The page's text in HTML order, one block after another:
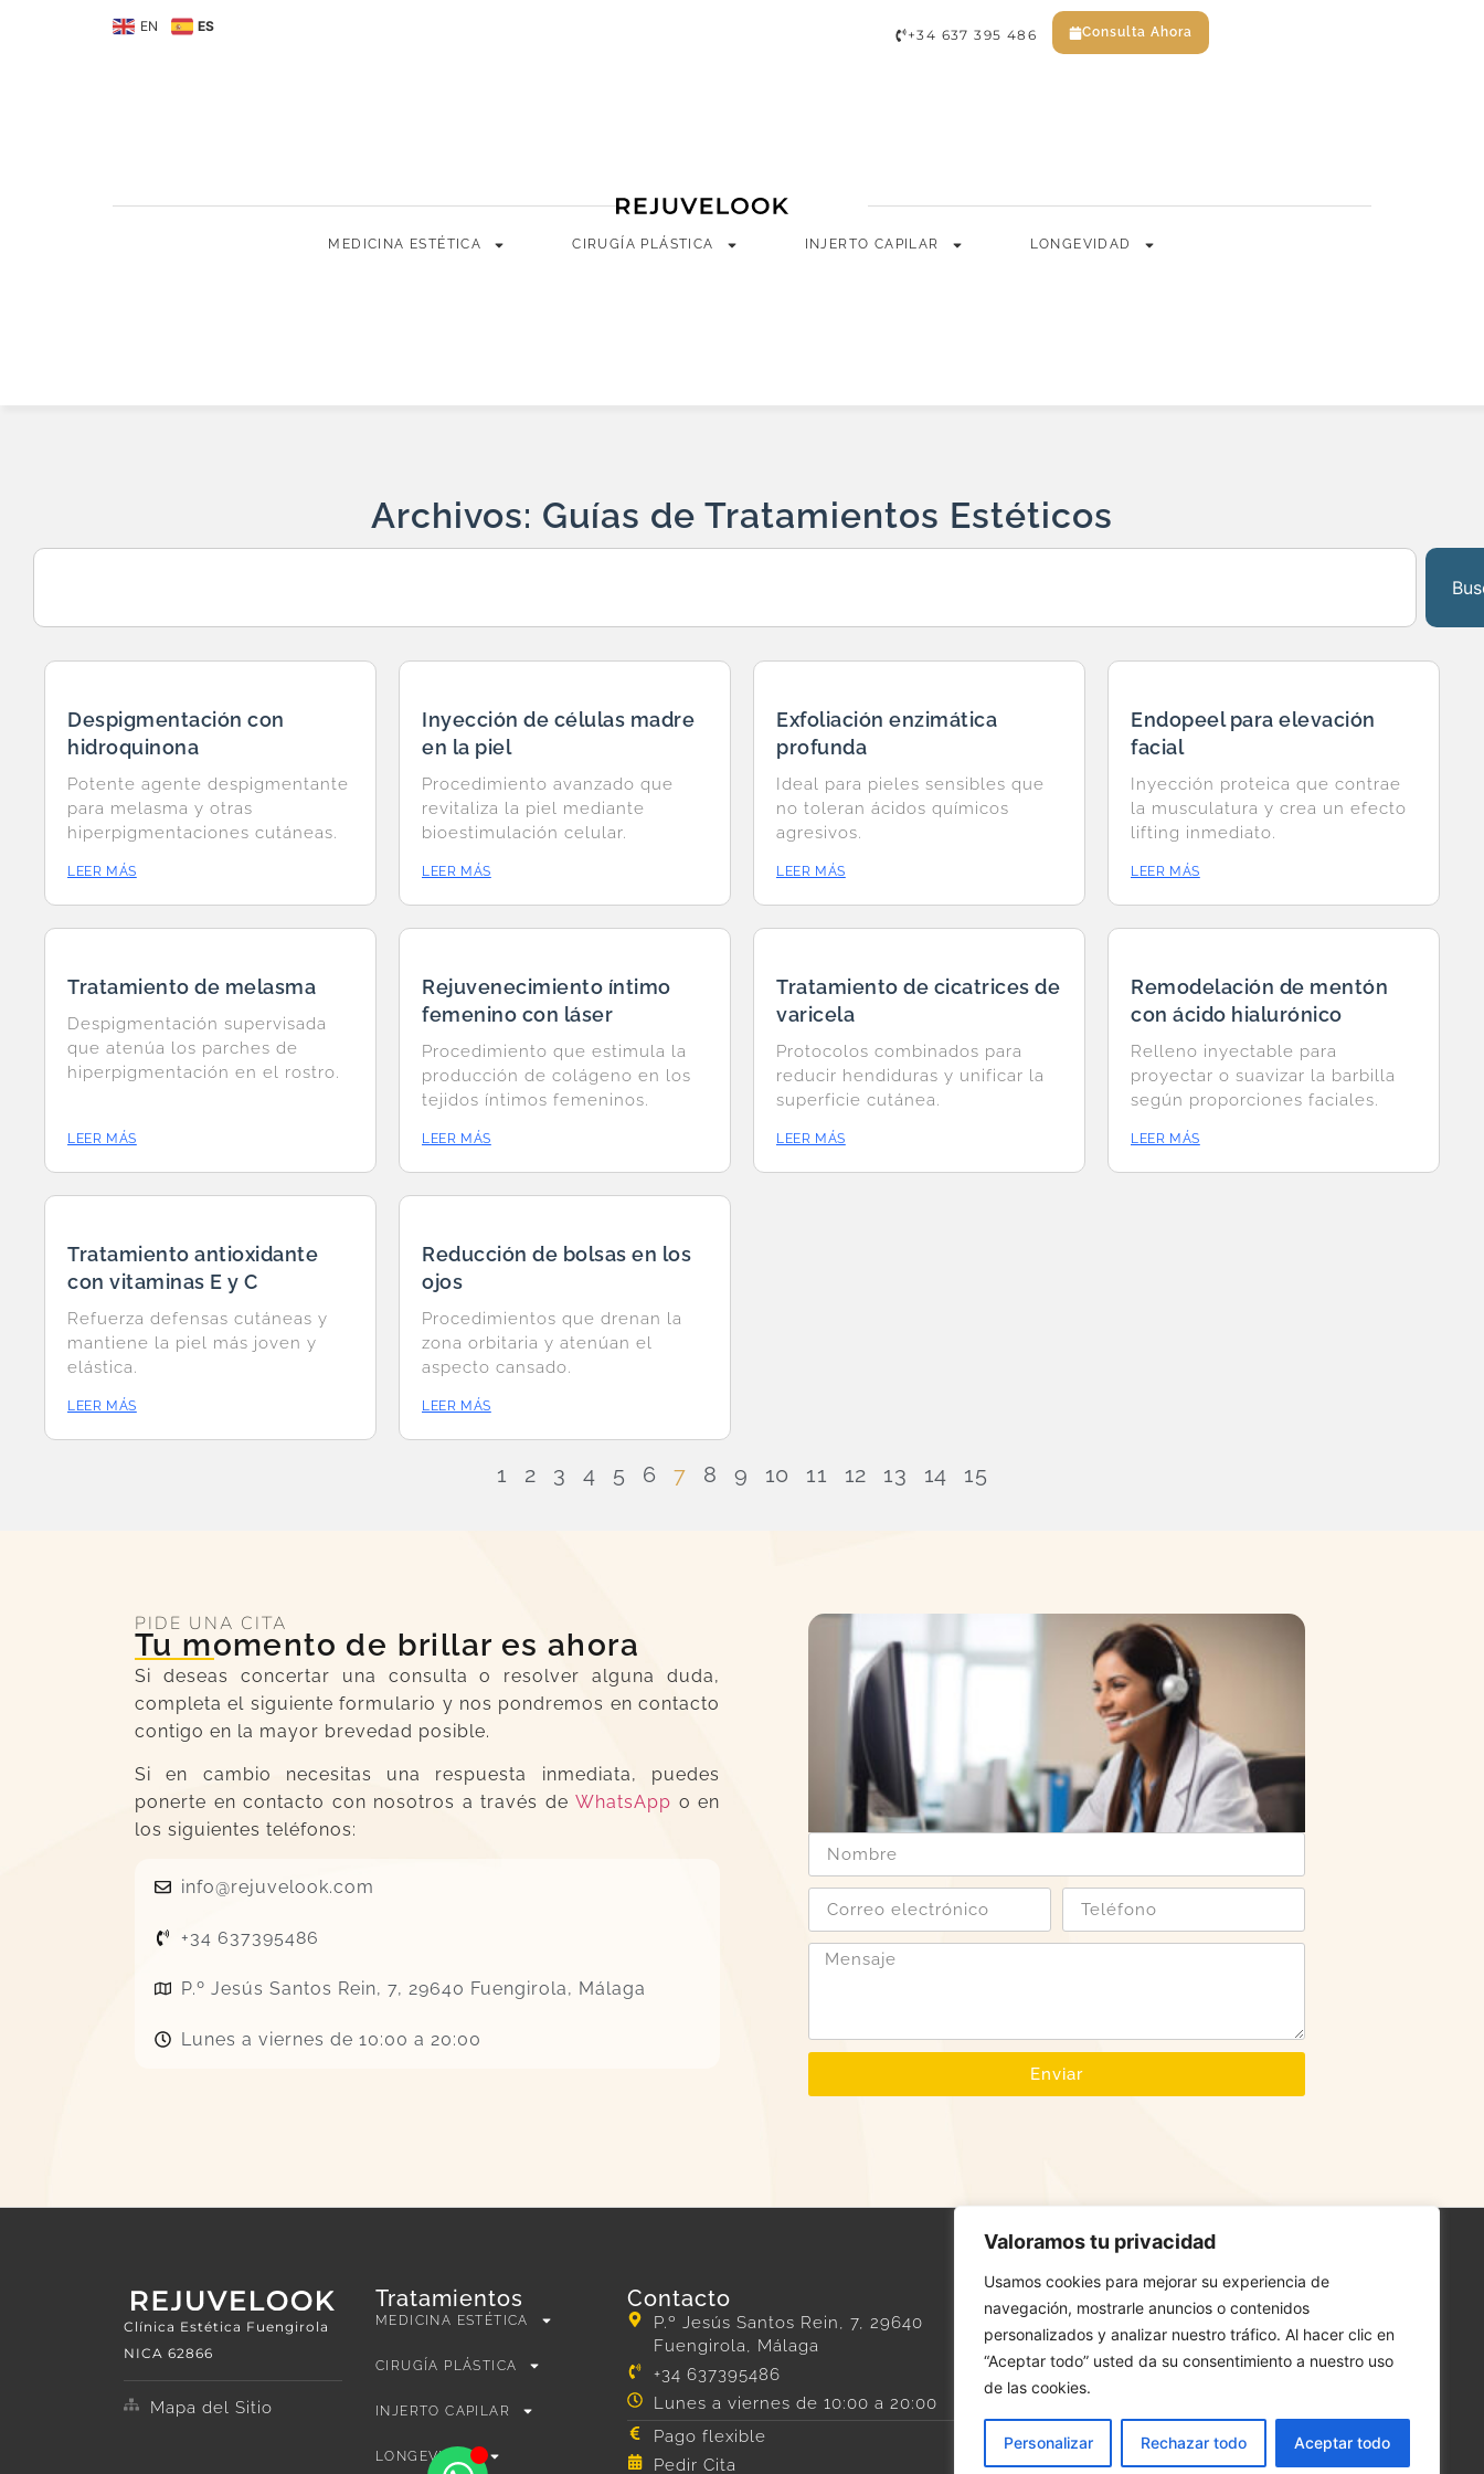
Valoramos tu privacidad
Usamos cookies para mejorar su experiencia de
navegación, mostrarle anuncios o contenidos
personalizados y analizar nuestro tráfico. Al hacer clic en
“Aceptar todo” usted da su consentimiento a nuestro uso
de las cookies.
Personalizar Rechazar todo Aceptar todo
EN ES Consulta Ahora
EN ES
+34 637 395 486 Consulta Ahora
MEDICINA ESTÉTICA CIRUGÍA PLÁSTICA INJERTO CAPILAR LONGEVIDAD
Archivos: Guías de Tratamientos Estéticos
Despigmentación con
hidroquinona
Potente agente despigmentante
para melasma y otras
hiperpigmentaciones cutáneas.
LEER MÁS
Inyección de células madre
en la piel
Procedimiento avanzado que
revitaliza la piel mediante
bioestimulación celular.
LEER MÁS
Exfoliación enzimática
profunda
Ideal para pieles sensibles que
no toleran ácidos químicos
agresivos.
LEER MÁS
Endopeel para elevación
facial
Inyección proteica que contrae
la musculatura y crea un efecto
lifting inmediato.
LEER MÁS
Tratamiento de melasma
Despigmentación supervisada
que atenúa los parches de
hiperpigmentación en el rostro.
LEER MÁS
Rejuvenecimiento íntimo
femenino con láser
Procedimiento que estimula la
producción de colágeno en los
tejidos íntimos femeninos.
LEER MÁS
Tratamiento de cicatrices de
varicela
Protocolos combinados para
reducir hendiduras y unificar la
superficie cutánea.
LEER MÁS
Remodelación de mentón
con ácido hialurónico
Relleno inyectable para
proyectar o suavizar la barbilla
según proporciones faciales.
LEER MÁS
Tratamiento antioxidante
con vitaminas E y C
Refuerza defensas cutáneas y
mantiene la piel más joven y
elástica.
LEER MÁS
Reducción de bolsas en los
ojos
Procedimientos que drenan la
zona orbitaria y atenúan el
aspecto cansado.
LEER MÁS
1 2 3 4 5 6 7 8 9 10 11 12 13 14 15
PIDE UNA CITA
Tu momento de brillar es ahora
Si deseas concertar una consulta o resolver alguna duda,
completa el siguiente formulario y nos pondremos en contacto
contigo en la mayor brevedad posible.
Si en cambio necesitas una respuesta inmediata, puedes
ponerte en contacto con nosotros a través de WhatsApp o en
los siguientes teléfonos:
info@rejuvelook.com
+34 637395486
P.º Jesús Santos Rein, 7, 29640 Fuengirola, Málaga
Lunes a viernes de 10:00 a 20:00
Enviar
Clínica Estética Fuengirola
NICA 62866
Mapa del Sitio
Tratamientos
MEDICINA ESTÉTICA
CIRUGÍA PLÁSTICA
INJERTO CAPILAR
LONGEVIDAD
Contacto
P.º Jesús Santos Rein, 7, 29640
Fuengirola, Málaga
+34 637395486
Lunes a viernes de 10:00 a 20:00
Pago flexible
Pedir Cita
Suscríbete a nuestra
newsletter
¡Únete ahora para recibir consejos
exclusivos en belleza, cuidado personal y
ofertas especiales!
Suscríbete